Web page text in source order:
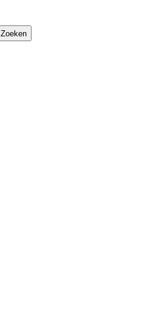
Zoeken